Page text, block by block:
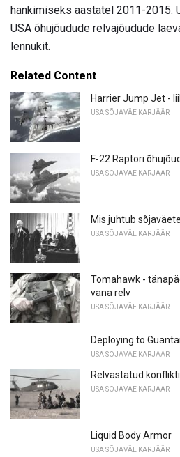
hankimiseks aastatel 2011-2015.
USA õhujõudude relvajõudude
lennukit.
Related Content
Harrier Jump Jet -
USA SÕJAVÄE KARJÄÄR
F-22 Raptori
USA SÕJAVÄE KARJÄÄR
Mis juhtub
USA SÕJAVÄE KARJÄÄR
Tomahawk -
vana relv
USA SÕJAVÄE KARJÄÄR
Deploying to
USA SÕJAVÄE KARJÄÄR
Relvastatud
USA SÕJAVÄE KARJÄÄR
Liquid Body Armor
USA SÕJAVÄE KARJÄÄR